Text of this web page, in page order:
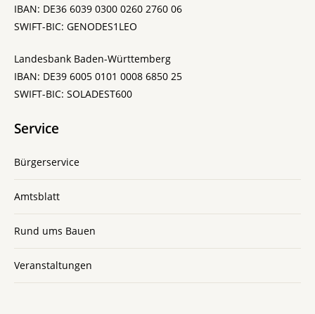
IBAN: DE36 6039 0300 0260 2760 06
SWIFT-BIC: GENODES1LEO
Landesbank Baden-Württemberg
IBAN: DE39 6005 0101 0008 6850 25
SWIFT-BIC: SOLADEST600
Service
Bürgerservice
Amtsblatt
Rund ums Bauen
Veranstaltungen